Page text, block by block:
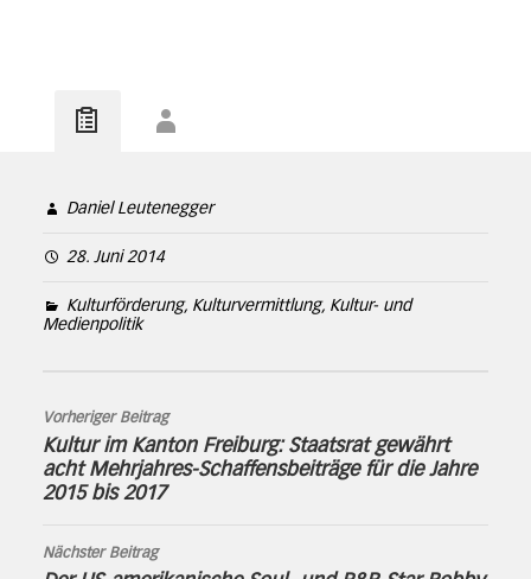
Daniel Leutenegger
28. Juni 2014
Kulturförderung, Kulturvermittlung, Kultur- und
Medienpolitik
Vorheriger Beitrag
Kultur im Kanton Freiburg: Staatsrat gewährt
acht Mehrjahres-Schaffensbeiträge für die Jahre
2015 bis 2017
Nächster Beitrag